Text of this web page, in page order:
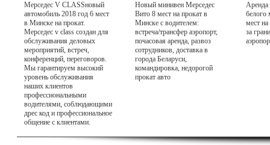
Мерседес V CLASSновый
автомобиль 2018 год 6 мест
в Минске на прокат.
Мерседес v class создан для
обслуживания деловых
мероприятий, встреч,
конференций, переговоров.
Мы гарантируем высокий
уровень обслуживания
наших клиентов
профессиональными
водителями, соблюдающими
дрес код и профессиональное
общение с клиентами.
Новый минивен Мерседес
Вито 8 мест на прокат в
Минске с водителем:
встреча/трансфер аэропорт,
почасовая аренда, развоз
сотрудников, доставка в
города Беларуси,
командировка, недорогой
прокат авто
Аренда
белого
мест на
за